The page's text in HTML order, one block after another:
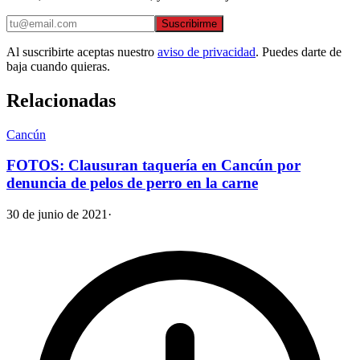
Suscribirme
Al suscribirte aceptas nuestro aviso de privacidad. Puedes darte de
baja cuando quieras.
Relacionadas
Cancún
FOTOS: Clausuran taquería en Cancún por
denuncia de pelos de perro en la carne
30 de junio de 2021 ·